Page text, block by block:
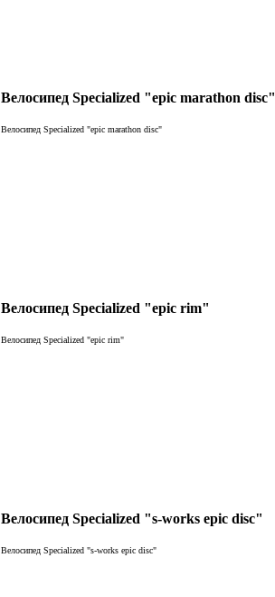
Велосипед Specialized "epic marathon disc"
Велосипед Specialized "epic marathon disc"
Велосипед Specialized "epic rim"
Велосипед Specialized "epic rim"
Велосипед Specialized "s-works epic disc"
Велосипед Specialized "s-works epic disc"